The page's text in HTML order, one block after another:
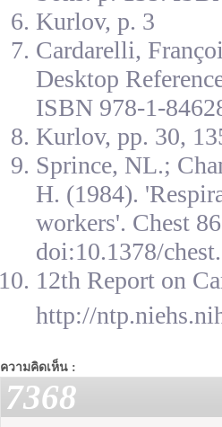
Kurlov, p. 3
Cardarelli,
Desktop
ISBN 978-1-
Kurlov, pp. 30,
Sprince, NL.;
H. (1984).
workers'. Chest
doi:10.1378/
12th Report on
http://
ความคิดเห็น :
7368